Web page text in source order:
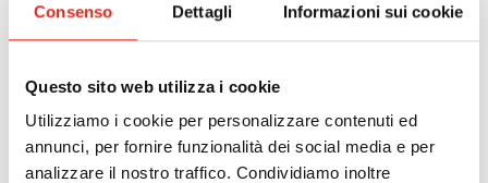
Consenso Dettagli Informazioni sui cookie
Questo sito web utilizza i cookie
Utilizziamo i cookie per personalizzare contenuti ed
annunci, per fornire funzionalità dei social media e per
analizzare il nostro traffico. Condividiamo inoltre
• rilascio della certificazione di conformità alle norme
ISO 50001 del sistema di gestione dell’energia del sito
La spesa massima ammissibile a contributo è pari a